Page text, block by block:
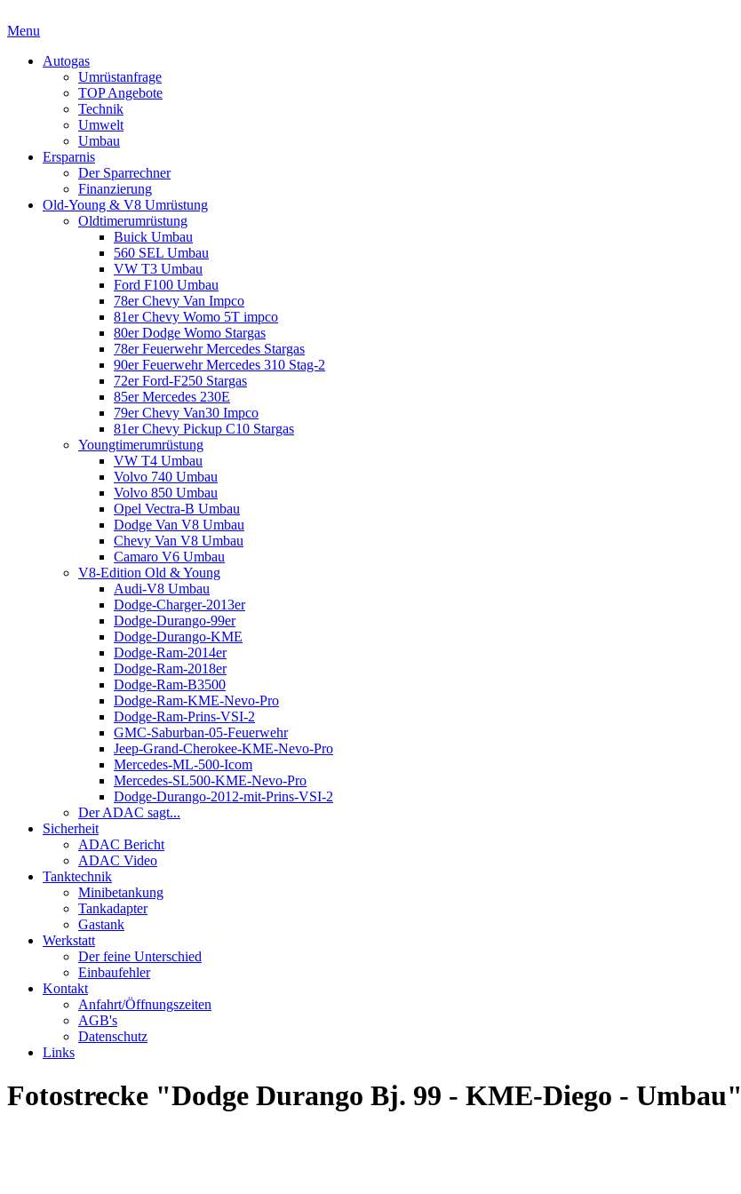
Menu
Autogas
Umrüstanfrage
TOP Angebote
Technik
Umwelt
Umbau
Ersparnis
Der Sparrechner
Finanzierung
Old-Young & V8 Umrüstung
Oldtimerumrüstung
Buick Umbau
560 SEL Umbau
VW T3 Umbau
Ford F100 Umbau
78er Chevy Van Impco
81er Chevy Womo 5T impco
80er Dodge Womo Stargas
78er Feuerwehr Mercedes Stargas
90er Feuerwehr Mercedes 310 Stag-2
72er Ford-F250 Stargas
85er Mercedes 230E
79er Chevy Van30 Impco
81er Chevy Pickup C10 Stargas
Youngtimerumrüstung
VW T4 Umbau
Volvo 740 Umbau
Volvo 850 Umbau
Opel Vectra-B Umbau
Dodge Van V8 Umbau
Chevy Van V8 Umbau
Camaro V6 Umbau
V8-Edition Old & Young
Audi-V8 Umbau
Dodge-Charger-2013er
Dodge-Durango-99er
Dodge-Durango-KME
Dodge-Ram-2014er
Dodge-Ram-2018er
Dodge-Ram-B3500
Dodge-Ram-KME-Nevo-Pro
Dodge-Ram-Prins-VSI-2
GMC-Saburban-05-Feuerwehr
Jeep-Grand-Cherokee-KME-Nevo-Pro
Mercedes-ML-500-Icom
Mercedes-SL500-KME-Nevo-Pro
Dodge-Durango-2012-mit-Prins-VSI-2
Der ADAC sagt...
Sicherheit
ADAC Bericht
ADAC Video
Tanktechnik
Minibetankung
Tankadapter
Gastank
Werkstatt
Der feine Unterschied
Einbaufehler
Kontakt
Anfahrt/Öffnungszeiten
AGB's
Datenschutz
Links
Fotostrecke "Dodge Durango Bj. 99 - KME-Diego - Umbau"